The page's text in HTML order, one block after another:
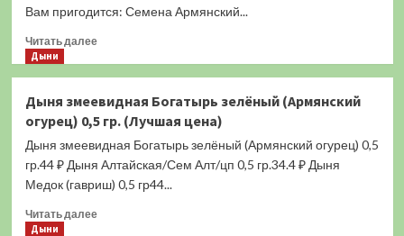
гр.
(Лучшая
Вам пригодится: Семена Армянский...
Читать далееПрочитать
змеевидная
Богатырь
белый
(Армянский
0,5
гр.
Дыни
Дыня змеевидная Богатырь зелёный (Армянский
огурец) 0,5 гр. (Лучшая цена)
Дыня змеевидная Богатырь зелёный (Армянский огурец) 0,5
гр.44 ₽ Дыня Алтайская/Сем Алт/цп 0,5 гр.34.4 ₽ Дыня
Медок (гавриш) 0,5 гр44...
Читать далееПрочитать
Дыни